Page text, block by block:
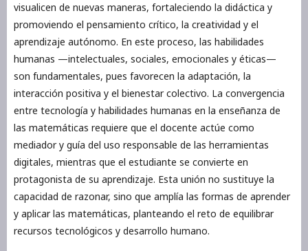
visualicen de nuevas maneras, fortaleciendo la didáctica y
promoviendo el pensamiento crítico, la creatividad y el
aprendizaje autónomo. En este proceso, las habilidades
humanas —intelectuales, sociales, emocionales y éticas—
son fundamentales, pues favorecen la adaptación, la
interacción positiva y el bienestar colectivo. La convergencia
entre tecnología y habilidades humanas en la enseñanza de
las matemáticas requiere que el docente actúe como
mediador y guía del uso responsable de las herramientas
digitales, mientras que el estudiante se convierte en
protagonista de su aprendizaje. Esta unión no sustituye la
capacidad de razonar, sino que amplía las formas de aprender
y aplicar las matemáticas, planteando el reto de equilibrar
recursos tecnológicos y desarrollo humano.